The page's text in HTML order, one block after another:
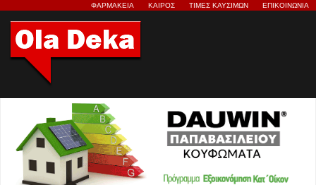
ΦΑΡΜΑΚΕΙΑ ΚΑΙΡΟΣ ΤΙΜΕΣ ΚΑΥΣΙΜΩΝ ΕΠΙΚΟΙΝΩΝΙΑ